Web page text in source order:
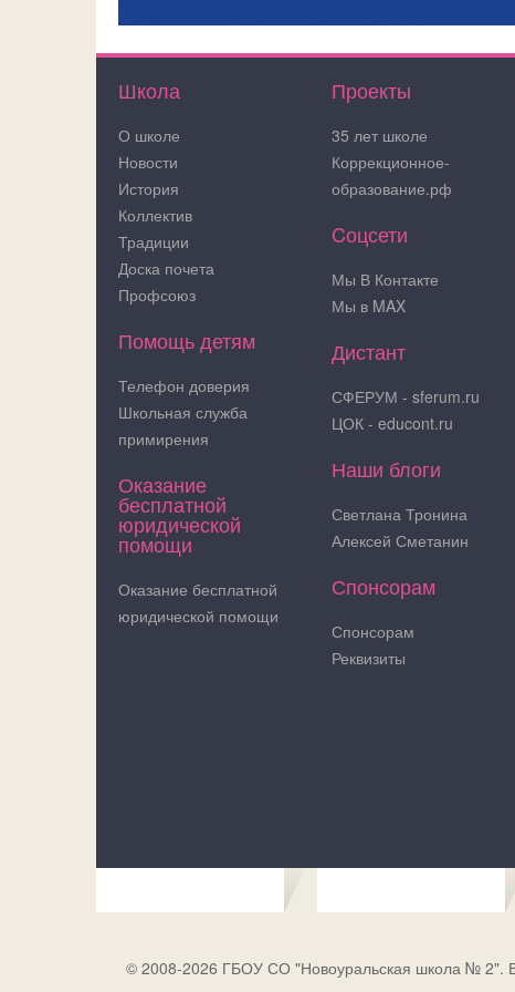
Школа
О школе
Новости
История
Коллектив
Традиции
Доска почета
Профсоюз
Помощь детям
Телефон доверия
Школьная служба
примирения
Оказание
бесплатной
юридической
помощи
Оказание бесплатной
юридической помощи
Проекты
35 лет школе
Коррекционное-
образование.рф
Cоцсети
Мы В Контакте
Мы в MAX
Дистант
СФЕРУМ - sferum.ru
ЦОК - educont.ru
Наши блоги
Светлана Тронина
Алексей Сметанин
Спонсорам
Спонсорам
Реквизиты
© 2008-2026 ГБОУ СО "Новоуральская школа № 2".